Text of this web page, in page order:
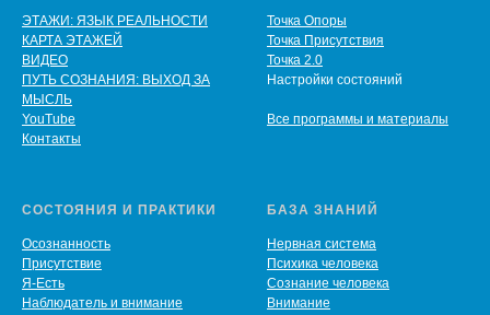
ЭТАЖИ: ЯЗЫК РЕАЛЬНОСТИ
КАРТА ЭТАЖЕЙ
ВИДЕО
ПУТЬ СОЗНАНИЯ: ВЫХОД ЗА
МЫСЛЬ
YouTube
Контакты
Точка Опоры
Точка Присутствия
Точка 2.0
Настройки состояний
Все программы и материалы
СОСТОЯНИЯ И ПРАКТИКИ
Осознанность
Присутствие
Я-Есть
Наблюдатель и внимание
БАЗА ЗНАНИЙ
Нервная система
Психика человека
Сознание человека
Внимание